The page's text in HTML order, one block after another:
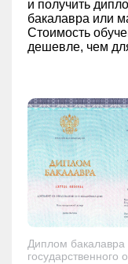
и получить
бакалавра или
Стоимость
дешевле, чем
Диплом бакалавра
государственного